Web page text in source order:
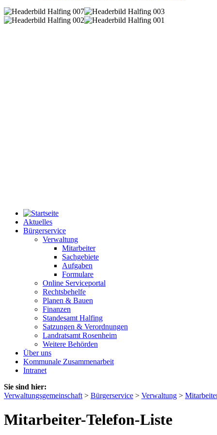
Aktuelles
Bürgerservice
Verwaltung
Mitarbeiter
Sachgebiete
Aufgaben
Formulare
Online Serviceportal
Rechtsbehelfe
Planen & Bauen
Finanzen
Standesamt Halfing
Satzungen & Verordnungen
Landratsamt Rosenheim
Weitere Behörden
Über uns
Kommunale Zusammenarbeit
Intranet
Sie sind hier:
Verwaltungsgemeinschaft > Bürgerservice > Verwaltung >
Mitarbeiter-Telefon-Liste